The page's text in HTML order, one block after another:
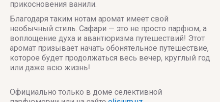
прикосновения ванили.
Благодаря таким нотам аромат имеет свой
необычный стиль. Сафари — это не просто парфюм, а
воплощение духа и авантюризма путешествий! Этот
аромат призывает начать обонятельное путешествие,
которое будет продолжаться весь вечер, круглый год
или даже всю жизнь!
Официально только в доме селективной